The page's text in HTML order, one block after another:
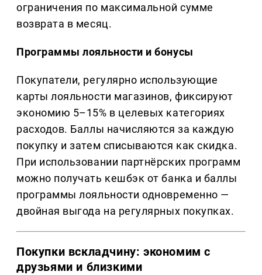
ограничения по максимальной сумме
возврата в месяц.
Программы лояльности и бонусы
Покупатели, регулярно использующие
карты лояльности магазинов, фиксируют
экономию 5–15% в целевых категориях
расходов. Баллы начисляются за каждую
покупку и затем списываются как скидка.
При использовании партнёрских программ
можно получать кешбэк от банка и баллы
программы лояльности одновременно —
двойная выгода на регулярных покупках.
Покупки вскладчину: экономим с
друзьями и близкими